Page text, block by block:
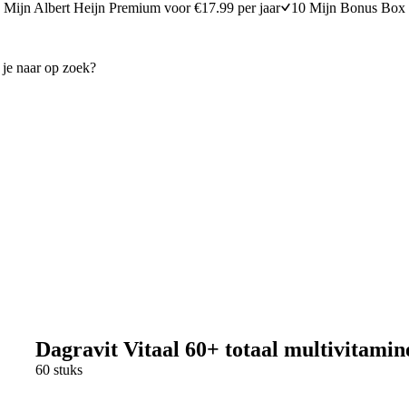
Mijn Albert Heijn Premium voor €17.99 per jaar 10 Mijn Bonus Box
Dagravit Vitaal 60+ totaal
60 stuks